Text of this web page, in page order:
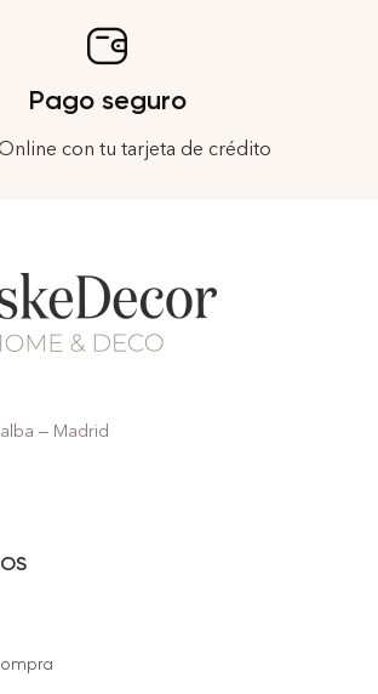
Pago seguro
con tu tarjeta de crédito
– Madrid